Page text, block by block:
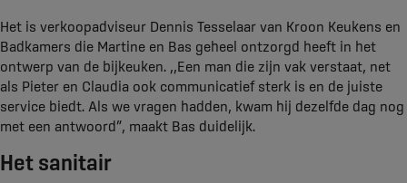
Het is verkoopadviseur Dennis Tesselaar van Kroon Keukens en
Badkamers die Martine en Bas geheel ontzorgd heeft in het
ontwerp van de bijkeuken. ,,Een man die zijn vak verstaat, net
als Pieter en Claudia ook communicatief sterk is en de juiste
service biedt. Als we vragen hadden, kwam hij dezelfde dag nog
met een antwoord”, maakt Bas duidelijk.
Het sanitair